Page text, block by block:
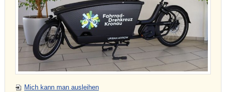
Mich kann man ausleihen